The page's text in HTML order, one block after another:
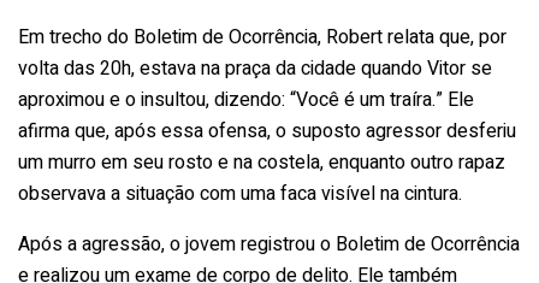
Em trecho do Boletim de Ocorrência, Robert relata que, por
volta das 20h, estava na praça da cidade quando Vitor se
aproximou e o insultou, dizendo: “Você é um traíra.” Ele
afirma que, após essa ofensa, o suposto agressor desferiu
um murro em seu rosto e na costela, enquanto outro rapaz
observava a situação com uma faca visível na cintura.
Após a agressão, o jovem registrou o Boletim de Ocorrência
e realizou um exame de corpo de delito. Ele também